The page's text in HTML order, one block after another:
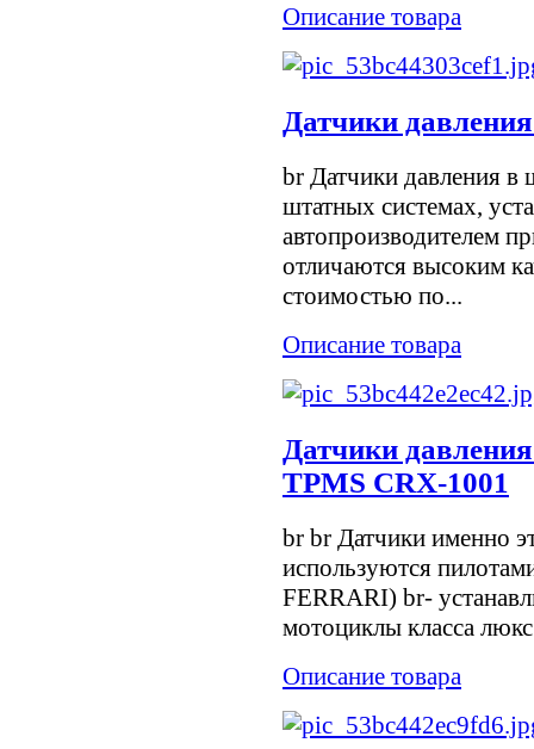
Описание товара
Датчики
br Датчики давления в
штатных системах,
автопроизводителем
отличаются высоким
стоимостью по...
Описание товара
Датчики
TPMS CRX-1001
br br Датчики именно
используются
FERRARI) br-
мотоциклы класса
Описание товара